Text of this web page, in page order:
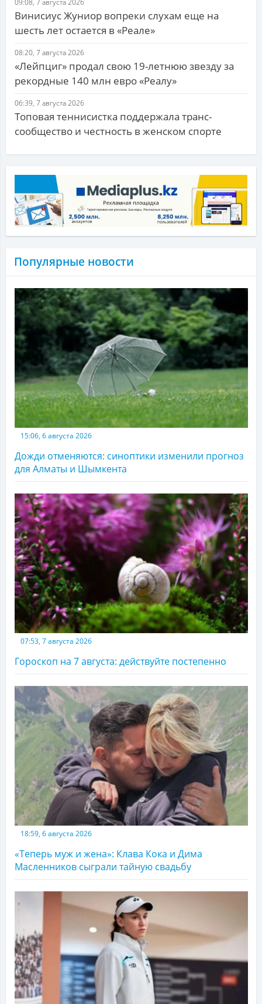
09:08, 7 августа 2026
Винисиус Жуниор вопреки слухам еще на
шесть лет остается в «Реале»
08:20, 7 августа 2026
«Лейпциг» продал свою 19-летнюю звезду за
рекордные 140 млн евро «Реалу»
06:39, 7 августа 2026
Топовая теннисистка поддержала транс-
сообщество и честность в женском спорте
Популярные новости
15:06, 6 августа 2026
Дожди отменяются: синоптики изменили прогноз
для Алматы и Шымкента
07:53, 7 августа 2026
Гороскоп на 7 августа: действуйте постепенно
18:59, 6 августа 2026
«Теперь муж и жена»: Клава Кока и Дима
Масленников сыграли тайную свадьбу